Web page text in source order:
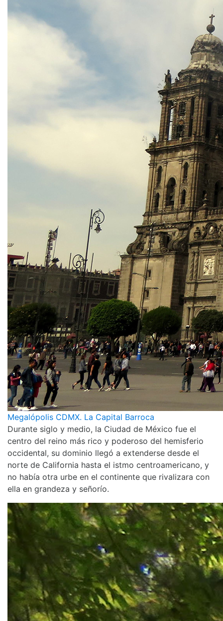
Megalópolis CDMX. La Capital Barroca
Durante siglo y medio, la Ciudad de México fue el
centro del reino más rico y poderoso del hemisferio
occidental, su dominio llegó a extenderse desde el
norte de California hasta el istmo centroamericano, y
no había otra urbe en el continente que rivalizara con
ella en grandeza y señorío.